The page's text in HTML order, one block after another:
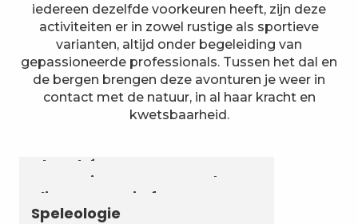
iedereen dezelfde voorkeuren heeft, zijn deze
activiteiten er in zowel rustige als sportieve
varianten, altijd onder begeleiding van
gepassioneerde professionals. Tussen het dal en
de bergen brengen deze avonturen je weer in
contact met de natuur, in al haar kracht en
kwetsbaarheid.
Chambéry Montagnes
Canyoning en aquarando
Klimmen en via ferrata
Speleologie